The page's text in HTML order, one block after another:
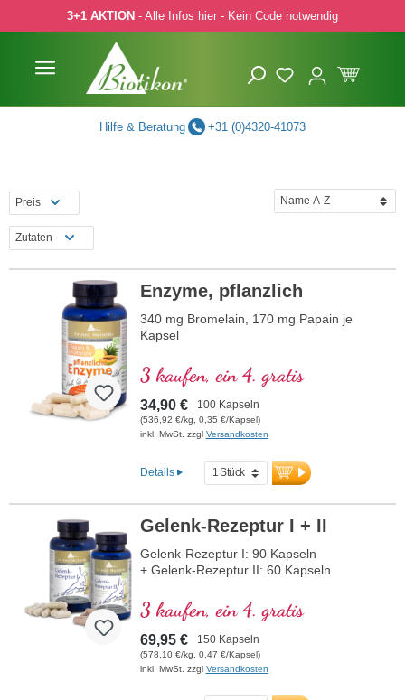
Hauptinhalt springen
Zur Suche springen
Zur Hauptnavigation springen
3+1 AKTION - Alle Infos hier - Kein Code notwendig
Hilfe & Beratung +31 (0)4320-41073
Preis
Zutaten
Enzyme, pflanzlich
340 mg Bromelain, 170 mg Papain je
Kapsel
3 kaufen, ein 4. gratis
34,90 € 100 Kapseln
(536,92 €/kg, 0,35 €/Kapsel)
inkl. MwSt. zzgl Versandkosten
Details
Gelenk-Rezeptur I + II
Gelenk-Rezeptur I: 90 Kapseln
+ Gelenk-Rezeptur II: 60 Kapseln
3 kaufen, ein 4. gratis
69,95 € 150 Kapseln
(578,10 €/kg, 0,47 €/Kapsel)
inkl. MwSt. zzgl Versandkosten